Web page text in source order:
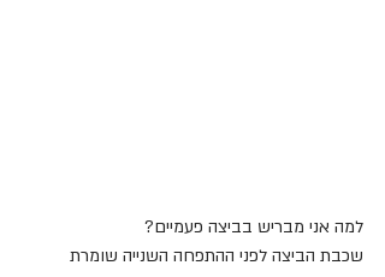
למה אני מבריש בביצה פעמיים?
שכבת הביצה לפני ההתפחה השנייה שומרת